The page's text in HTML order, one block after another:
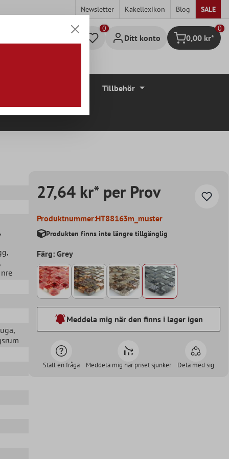
Newsletter Kakellexikon Blog SALE
Ditt konto Kundvagn
0
0,00 kr*
Tillbehör
,
,
27,64 kr* per Prov
Produktnummer:HT88163m_muster
Produkten finns inte längre tillgänglig
Färg: Grey
Meddela mig när den finns i lager igen
Ställ en fråga Meddela mig när priset sjunker Dela med sig